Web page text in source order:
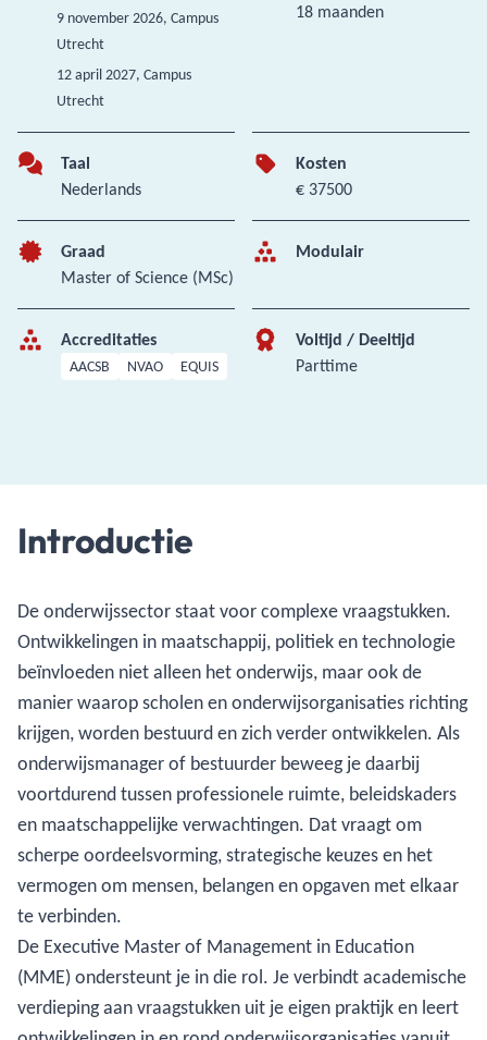
9 november 2026, Campus
Utrecht
12 april 2027, Campus
Utrecht
18 maanden
Taal
Nederlands
Kosten
€ 37500
Graad
Master of Science (MSc)
Modulair
Accreditaties
AACSB NVAO EQUIS
Voltijd / Deeltijd
Parttime
Introductie
De onderwijssector staat voor complexe vraagstukken.
Ontwikkelingen in maatschappij, politiek en technologie
beïnvloeden niet alleen het onderwijs, maar ook de
manier waarop scholen en onderwijsorganisaties richting
krijgen, worden bestuurd en zich verder ontwikkelen. Als
onderwijsmanager of bestuurder beweeg je daarbij
voortdurend tussen professionele ruimte, beleidskaders
en maatschappelijke verwachtingen. Dat vraagt om
scherpe oordeelsvorming, strategische keuzes en het
vermogen om mensen, belangen en opgaven met elkaar
te verbinden.
De Executive Master of Management in Education
(MME) ondersteunt je in die rol. Je verbindt academische
verdieping aan vraagstukken uit je eigen praktijk en leert